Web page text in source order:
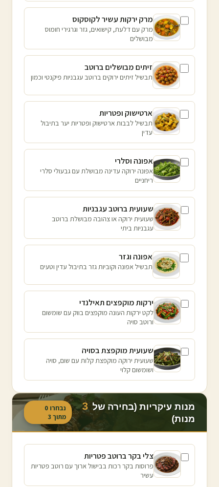
מרק ירקות עשיר לקוסקוס
מרק עם דלעת, קישואים, גזר וגרגירי חומוס
מבושלים
זיתים מבושלים ברוטב
תבשיל זיתים ירוקים ברוטב עגבניות פיקנטי וכמון
ארטישוק ופטריות
תבשיל לבבות ארטישוק ופטריות יער בתיבול
עדין
אפונה וסלרי
אפונה ירוקה עדינה מבושלת עם גבעולי סלרי
ריחניים
שעועית ברוטב עגבניות
שעועית ירוקה או צהובה מבושלת ברוטב
עגבניות ביתי
אפונה וגזר
תבשיל אפונה וקוביות גזר בתיבול עדין וטעים
ירקות מוקפצים תאילנדי
לקט ירקות העונה מוקפצים בווק עם שומשום
ורוטב סויה
שעועית מוקפצת בסויה
שעועית ירוקה מוקפצת קלות עם שום, סויה
ושומשום קלוי
מנות עיקריות (בחירה של 3
מנות)
נבחרו 0
מתוך 3
צלי בקר ברוטב פטריות
פרוסות בקר רכות בבישול ארוך עם רוטב פטריות
עשיר